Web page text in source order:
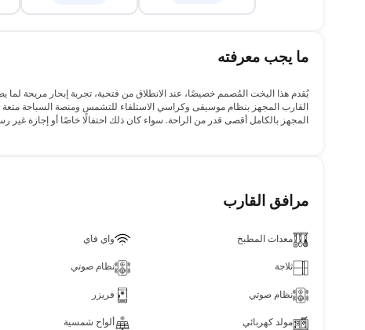
ما يجب معرفته
القارب المجهز بنظام موسيقى وكراسي الاستلقاء للتشمس ومنصة السباحة متعة
المجهز بالكامل أقصى قدر من الراحة. سواء كان ذلك احتفالًا خاصًا أو إجازة غير
مرافق القارب
معدات المطبخ واي فاي
ثلاجة نظام صوتي
نظام صوتي فريزر
مولد كهربائي ألواح شمسية